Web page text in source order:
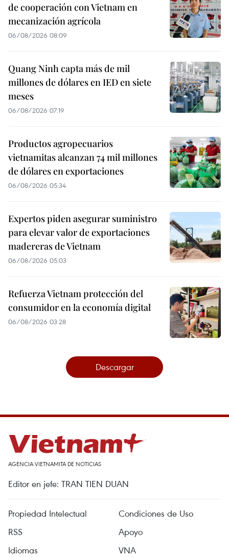
de cooperación con Vietnam en
mecanización agrícola
06/08/2026 08:09
Quang Ninh capta más de mil
millones de dólares en IED en siete
meses
06/08/2026 07:19
Productos agropecuarios
vietnamitas alcanzan 74 mil millones
de dólares en exportaciones
06/08/2026 05:34
Expertos piden asegurar suministro
para elevar valor de exportaciones
madereras de Vietnam
06/08/2026 05:03
Refuerza Vietnam protección del
consumidor en la economía digital
06/08/2026 03:28
Descargar
AGENCIA VIETNAMITA DE NOTICIAS
Editor en jefe: TRAN TIEN DUAN
Propiedad Intelectual
Condiciones de Uso
RSS
Apoyo
Idiomas
VNA